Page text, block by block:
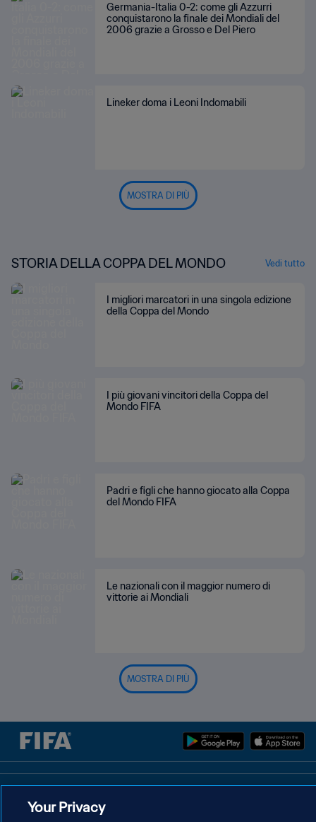
Germania-Italia 0-2: come gli Azzurri
conquistarono la finale dei Mondiali del
2006 grazie a Grosso e Del Piero
Lineker doma i Leoni Indomabili
MOSTRA DI PIÙ
STORIA DELLA COPPA DEL MONDO Vedi tutto
I migliori marcatori in una singola edizione
della Coppa del Mondo
I più giovani vincitori della Coppa del
Mondo FIFA
Padri e figli che hanno giocato alla Coppa
del Mondo FIFA
Le nazionali con il maggior numero di
vittorie ai Mondiali
MOSTRA DI PIÙ
Your Privacy